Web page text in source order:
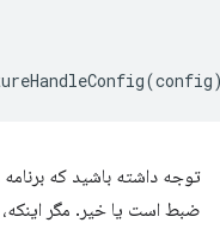
(config
توجه داشته باشید که
ضبط است یا خیر. مگر